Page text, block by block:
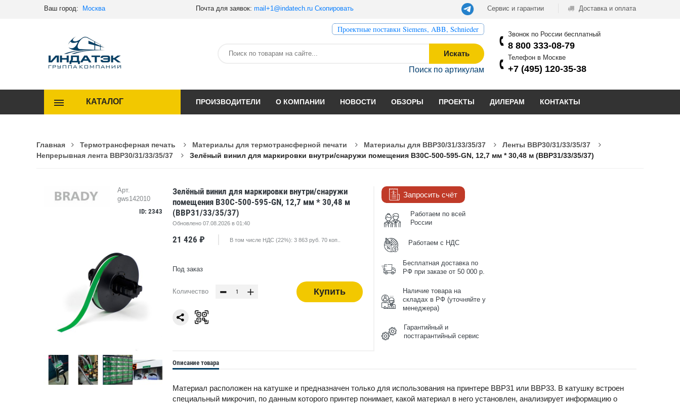
Ваш город: Москва Почта для заявок: mail+1@indatech.ru Скопировать Сервис и гарантии Доставка и оплата
Проектные поставки Siemens, ABB, Schnieder
Искать
Поиск по артикулам
Звонок по России бесплатный
8 800 333-08-79
Телефон в Москве
+7 (495) 120-35-38
КАТАЛОГ ПРОИЗВОДИТЕЛИ О КОМПАНИИ НОВОСТИ ОБЗОРЫ ПРОЕКТЫ ДИЛЕРАМ КОНТАКТЫ
Главная Термотрансферная печать Материалы для термотрансферной печати Материалы для BBP30/31/33/35/37
Ленты BBP30/31/33/35/37
Непрерывная лента BBP30/31/33/35/37
Зелёный винил для маркировки внутри/снаружи помещения B30C-500-595-GN, 12,7 мм * 30,48 м (BBP31/33/35/37)
Арт.
gws142010
ID: 2343
Зелёный винил для маркировки внутри/снаружи
помещения B30C-500-595-GN, 12,7 мм * 30,48 м
(BBP31/33/35/37)
Обновлено 07.08.2026 в 01:40
21 426 ₽ В том числе НДС (22%): 3 863 руб. 70 коп..
Под заказ
Количество - + Купить
Запросить счёт
Работаем по всей
России
Работаем с НДС
Бесплатная доставка по
РФ при заказе от 50 000 р.
Наличие товара на
складах в РФ (уточняйте у
менеджера)
Гарантийный и
постгарантийный сервис
Описание товара
Материал расположен на катушке и предназначен только для использования на принтере BBP31 или BBP33. В катушку встроен
специальный микрочип, по данным которого принтер понимает, какой материал в него установлен, анализирует информацию о